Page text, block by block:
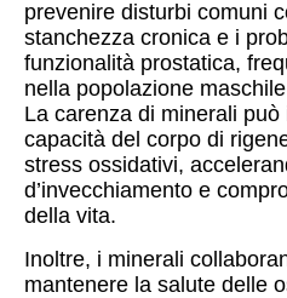
prevenire disturbi comuni
stanchezza cronica e i
funzionalità prostatica,
nella popolazione
La carenza di minerali
capacità del corpo di
stress ossidativi,
d’invecchiamento e
della vita.
Inoltre, i minerali
mantenere la salute delle